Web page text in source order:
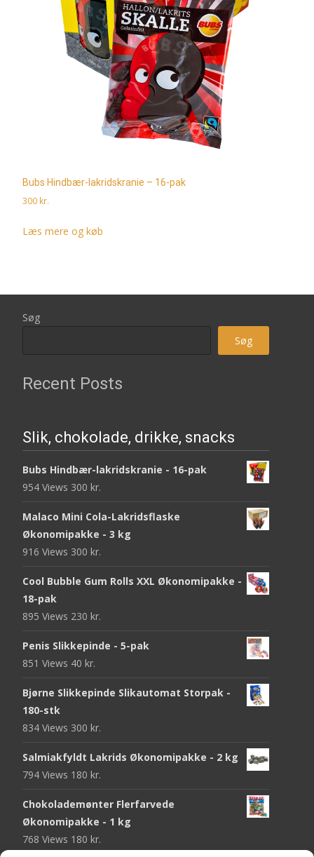
Bubs Hindbær-lakridskranie – 16-pak
300 kr.
Læs mere og køb
Søg
Søg
Recent Posts
Slik, chokolade, drikke, snacks
Bubs Hindbær-lakridskranie - 16-pak
954 Views 300 kr.
Malaco Mini Cola-Lakridsflaske
Økonomipakke - 3 kg
916 Views 300 kr.
Cool Bubble Gum Rolls XXL Økonomipakke -
18-pak
895 Views 230 kr.
Penis Slikkepinde - 5-pak
851 Views 40 kr.
Bjørne Slikkepinde Slikautomat Storpak -
180-stk
834 Views 300 kr.
Salmiakfyldt Lakrids Økonomipakke - 2 kg
794 Views 180 kr.
Chokolademønter Flerfarvede
Økonomipakke - 1 kg
768 Views 180 kr.